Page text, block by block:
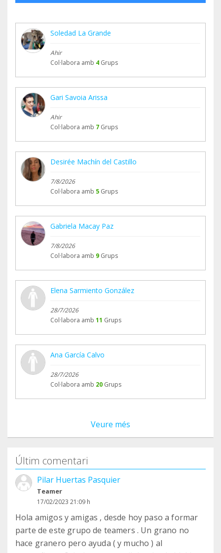
esperanza.
Gracias por estar, gracias por seguir, gracias por
ayudar a sostener este oasis de paz para los
aniamles que hacemos entre tod@s.
Seguimos adelante, por ellos.
Diango
Santuario Animal Garfi
www.santuariogarfi.org
Soledad La Grande
Ahir
Col·labora amb 4 Grups
Gari Savoia Arissa
Ahir
Col·labora amb 7 Grups
Desirée Machín del Castillo
7/8/2026
Col·labora amb 5 Grups
Gabriela Macay Paz
7/8/2026
Col·labora amb 9 Grups
Elena Sarmiento González
28/7/2026
Col·labora amb 11 Grups
Ana García Calvo
28/7/2026
Col·labora amb 20 Grups
Veure més
Últim comentari
Pilar Huertas Pasquier
Teamer
17/02/2023 21:09 h
Hola amigos y amigas , desde hoy paso a formar
parte de este grupo de teamers . Un grano no
hace granero pero ayuda ( y mucho ) al